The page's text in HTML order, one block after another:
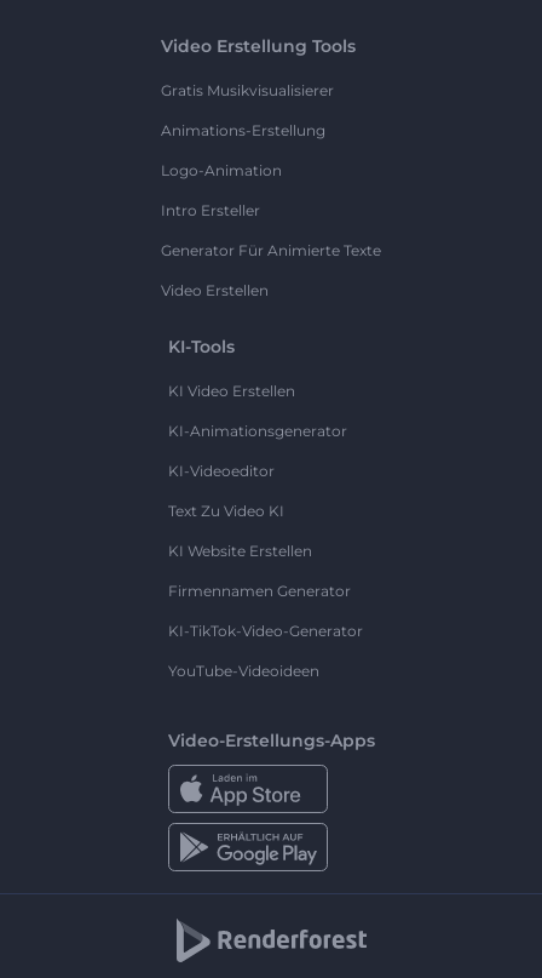
Video Erstellung Tools
Gratis Musikvisualisierer
Animations-Erstellung
Logo-Animation
Intro Ersteller
Generator Für Animierte Texte
Video Erstellen
KI-Tools
KI Video Erstellen
KI-Animationsgenerator
KI-Videoeditor
Text Zu Video KI
KI Website Erstellen
Firmennamen Generator
KI-TikTok-Video-Generator
YouTube-Videoideen
Video-Erstellungs-Apps